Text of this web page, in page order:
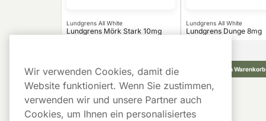
Lundgrens All White
Lundgrens Mörk Stark 10mg
In den Warenkorb
Lundgrens All White
Lundgrens Dunge 8mg
In den Warenkorb
Wir verwenden Cookies, damit die
Website funktioniert. Wenn Sie zustimmen,
verwenden wir und unsere Partner auch
Cookies, um Ihnen ein personalisiertes